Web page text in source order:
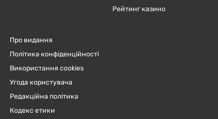
Рейтинг казино
Про видання
Політика конфіденційності
Використання cookies
Угода користувача
Редакційна політика
Кодекс етики